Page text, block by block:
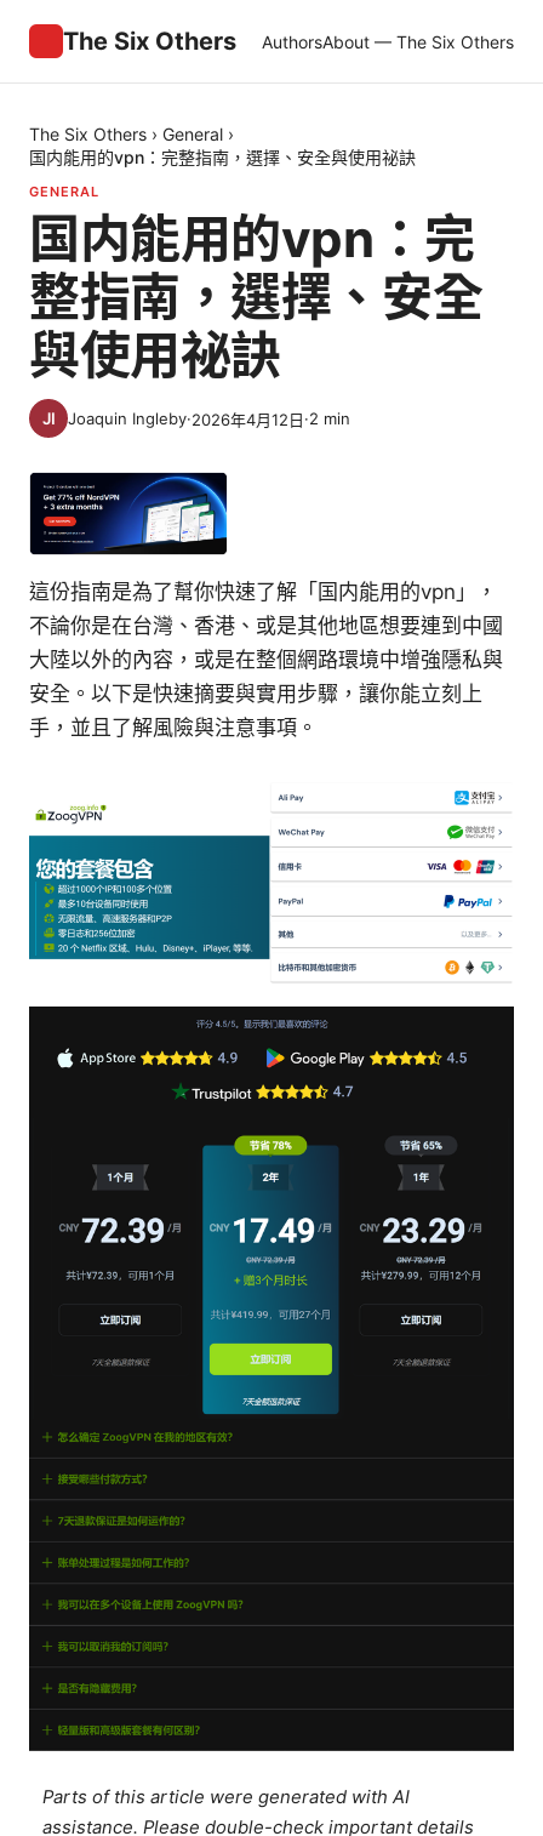
The Six Others AuthorsAbout — The Six Others
The Six Others › General ›
国内能用的vpn：完整指南，選擇、安全與使用祕訣
GENERAL
国内能用的vpn：完
整指南，選擇、安全
與使用祕訣
Joaquin Ingleby·2026年4月12日·2 min
這份指南是為了幫你快速了解「国内能用的vpn」，
不論你是在台灣、香港、或是其他地區想要連到中國
大陸以外的內容，或是在整個網路環境中增強隱私與
安全。以下是快速摘要與實用步驟，讓你能立刻上
手，並且了解風險與注意事項。
Parts of this article were generated with AI
assistance. Please double-check important details